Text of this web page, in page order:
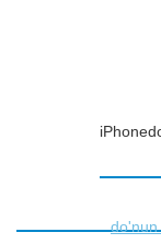
do'nun